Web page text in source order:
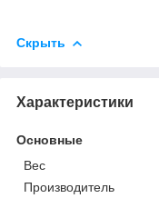
Скрыть
Характеристики
Основные
Вес
Производитель